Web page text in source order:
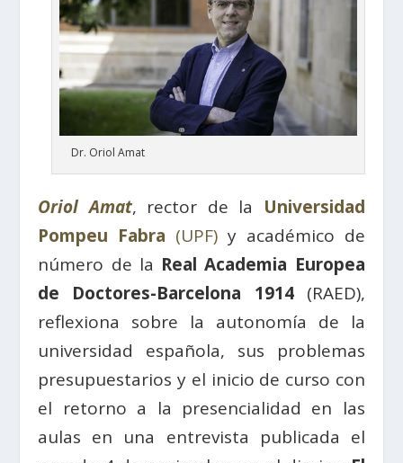
Dr. Oriol Amat
Oriol Amat, rector de la Universidad
Pompeu Fabra (UPF) y académico de
número de la Real Academia Europea
de Doctores-Barcelona 1914(RAED),
reflexiona sobre la autonomía de la
universidad española, sus problemas
presupuestarios y el inicio de curso con
el retorno a la presencialidad en las
aulas en una entrevista publicada el